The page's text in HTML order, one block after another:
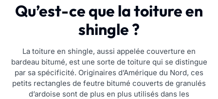
Qu’est-ce que la toiture en
shingle ?
La toiture en shingle, aussi appelée couverture en
bardeau bitumé, est une sorte de toiture qui se distingue
par sa spécificité. Originaires d’Amérique du Nord, ces
petits rectangles de feutre bitumé couverts de granulés
d’ardoise sont de plus en plus utilisés dans les